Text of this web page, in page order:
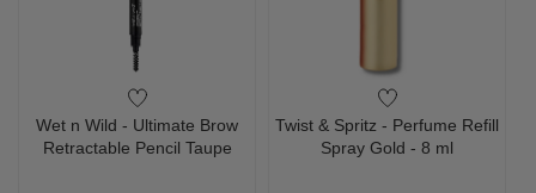
Wet n Wild - Ultimate Brow
Retractable Pencil Taupe
Twist & Spritz - Perfume Refill
Spray Gold - 8 ml